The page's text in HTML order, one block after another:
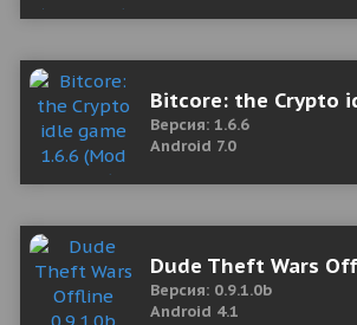
Bitcore: the Crypto
Версия: 1.6.6
Android 7.0
Dude Theft Wars
Версия: 0.9.1.0b
Android 4.1